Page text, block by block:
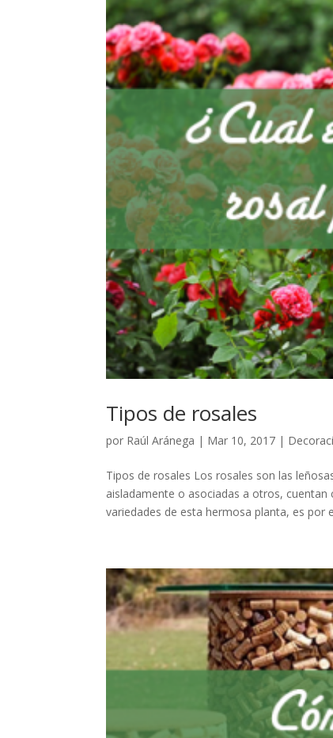
Tipos de rosales
por Raúl Aránega | Mar 10, 2017 |
Tipos de rosales Los rosales son las
aisladamente o asociadas a otros,
variedades de esta hermosa planta, es por